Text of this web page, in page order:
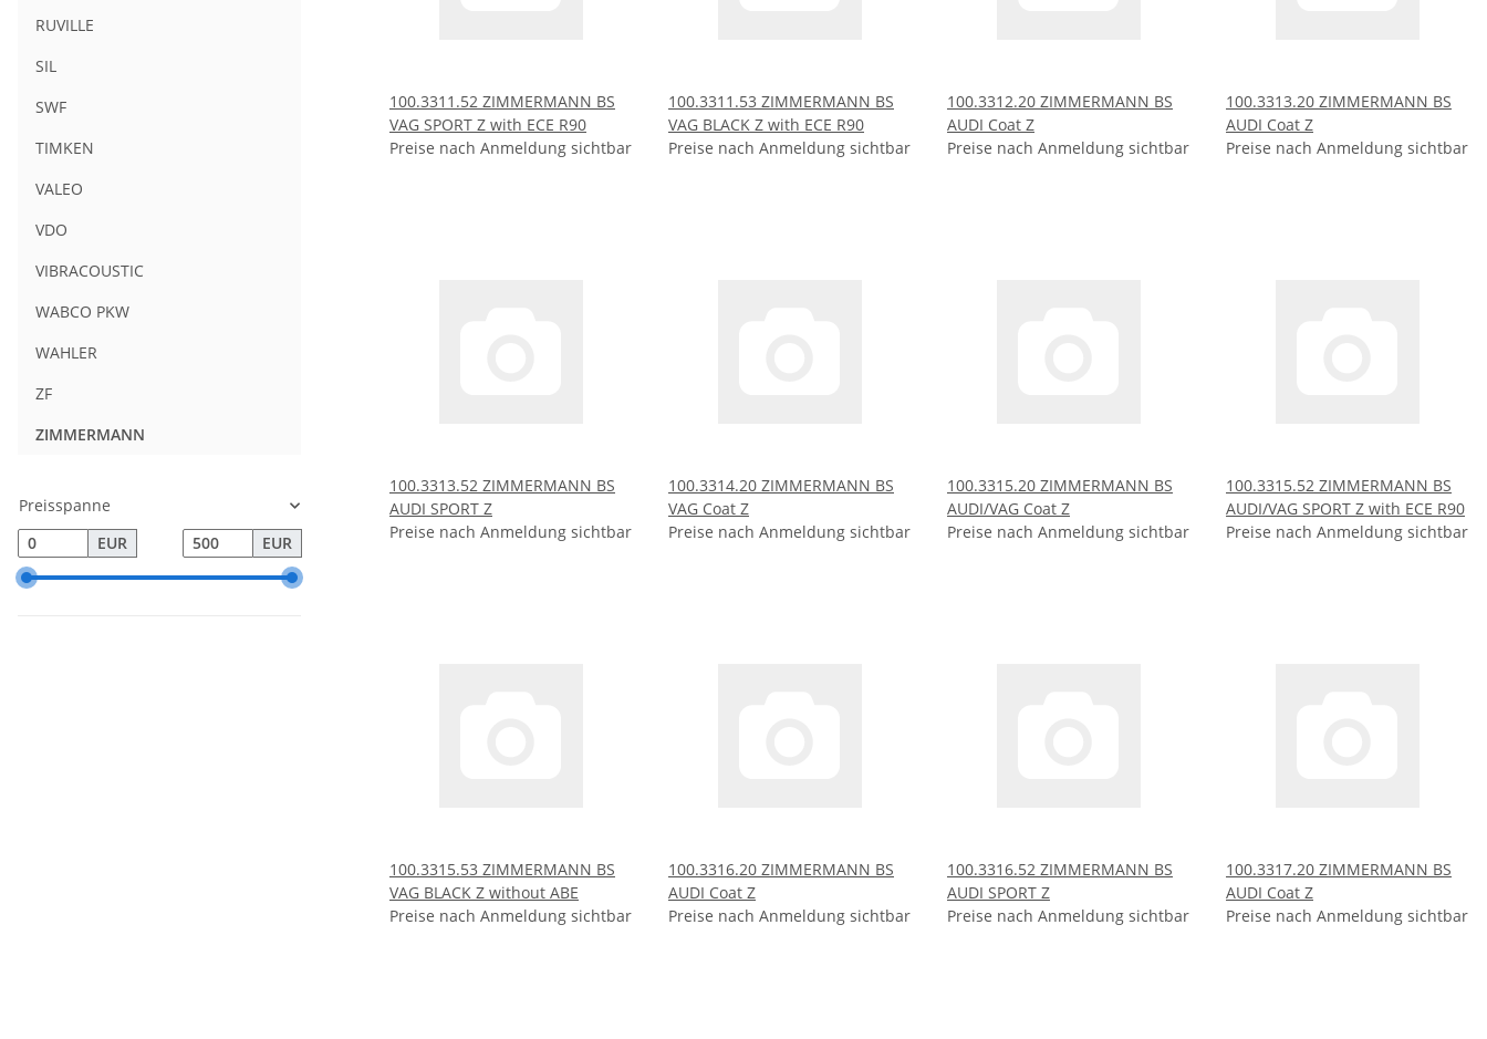
100.3311.52 ZIMMERMANN BS
VAG SPORT Z with ECE R90
Preise nach Anmeldung sichtbar
100.3311.53 ZIMMERMANN BS
VAG BLACK Z with ECE R90
Preise nach Anmeldung sichtbar
100.3312.20 ZIMMERMANN BS
AUDI Coat Z
Preise nach Anmeldung sichtbar
100.3313.20 ZIMMERMANN BS
AUDI Coat Z
Preise nach Anmeldung sichtbar
100.3313.52 ZIMMERMANN BS
AUDI SPORT Z
Preise nach Anmeldung sichtbar
100.3314.20 ZIMMERMANN BS
VAG Coat Z
Preise nach Anmeldung sichtbar
100.3315.20 ZIMMERMANN BS
AUDI/VAG Coat Z
Preise nach Anmeldung sichtbar
100.3315.52 ZIMMERMANN BS
AUDI/VAG SPORT Z with ECE R90
Preise nach Anmeldung sichtbar
100.3315.53 ZIMMERMANN BS
VAG BLACK Z without ABE
Preise nach Anmeldung sichtbar
100.3316.20 ZIMMERMANN BS
AUDI Coat Z
Preise nach Anmeldung sichtbar
100.3316.52 ZIMMERMANN BS
AUDI SPORT Z
Preise nach Anmeldung sichtbar
100.3317.20 ZIMMERMANN BS
AUDI Coat Z
Preise nach Anmeldung sichtbar
RUVILLE
SIL
SWF
TIMKEN
VALEO
VDO
VIBRACOUSTIC
WABCO PKW
WAHLER
ZF
ZIMMERMANN
Preisspanne
EUR
EUR